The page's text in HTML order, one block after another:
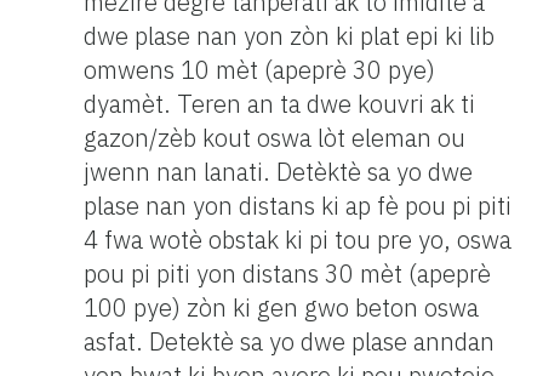
dwe plase nan yon zòn ki plat epi ki lib
omwens 10 mèt (apeprè 30 pye)
dyamèt. Teren an ta dwe kouvri ak ti
gazon/zèb kout oswa lòt eleman ou
jwenn nan lanati. Detèktè sa yo dwe
plase nan yon distans ki ap fè pou pi piti
4 fwa wotè obstak ki pi tou pre yo, oswa
pou pi piti yon distans 30 mèt (apeprè
100 pye) zòn ki gen gwo beton oswa
asfat. Detektè sa yo dwe plase anndan